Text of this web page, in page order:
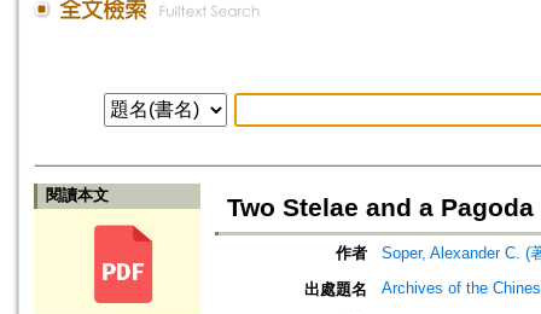
閱讀本文 Two Stelae and a
作者
Soper, Alexander C. (
出處題名
Archives of the